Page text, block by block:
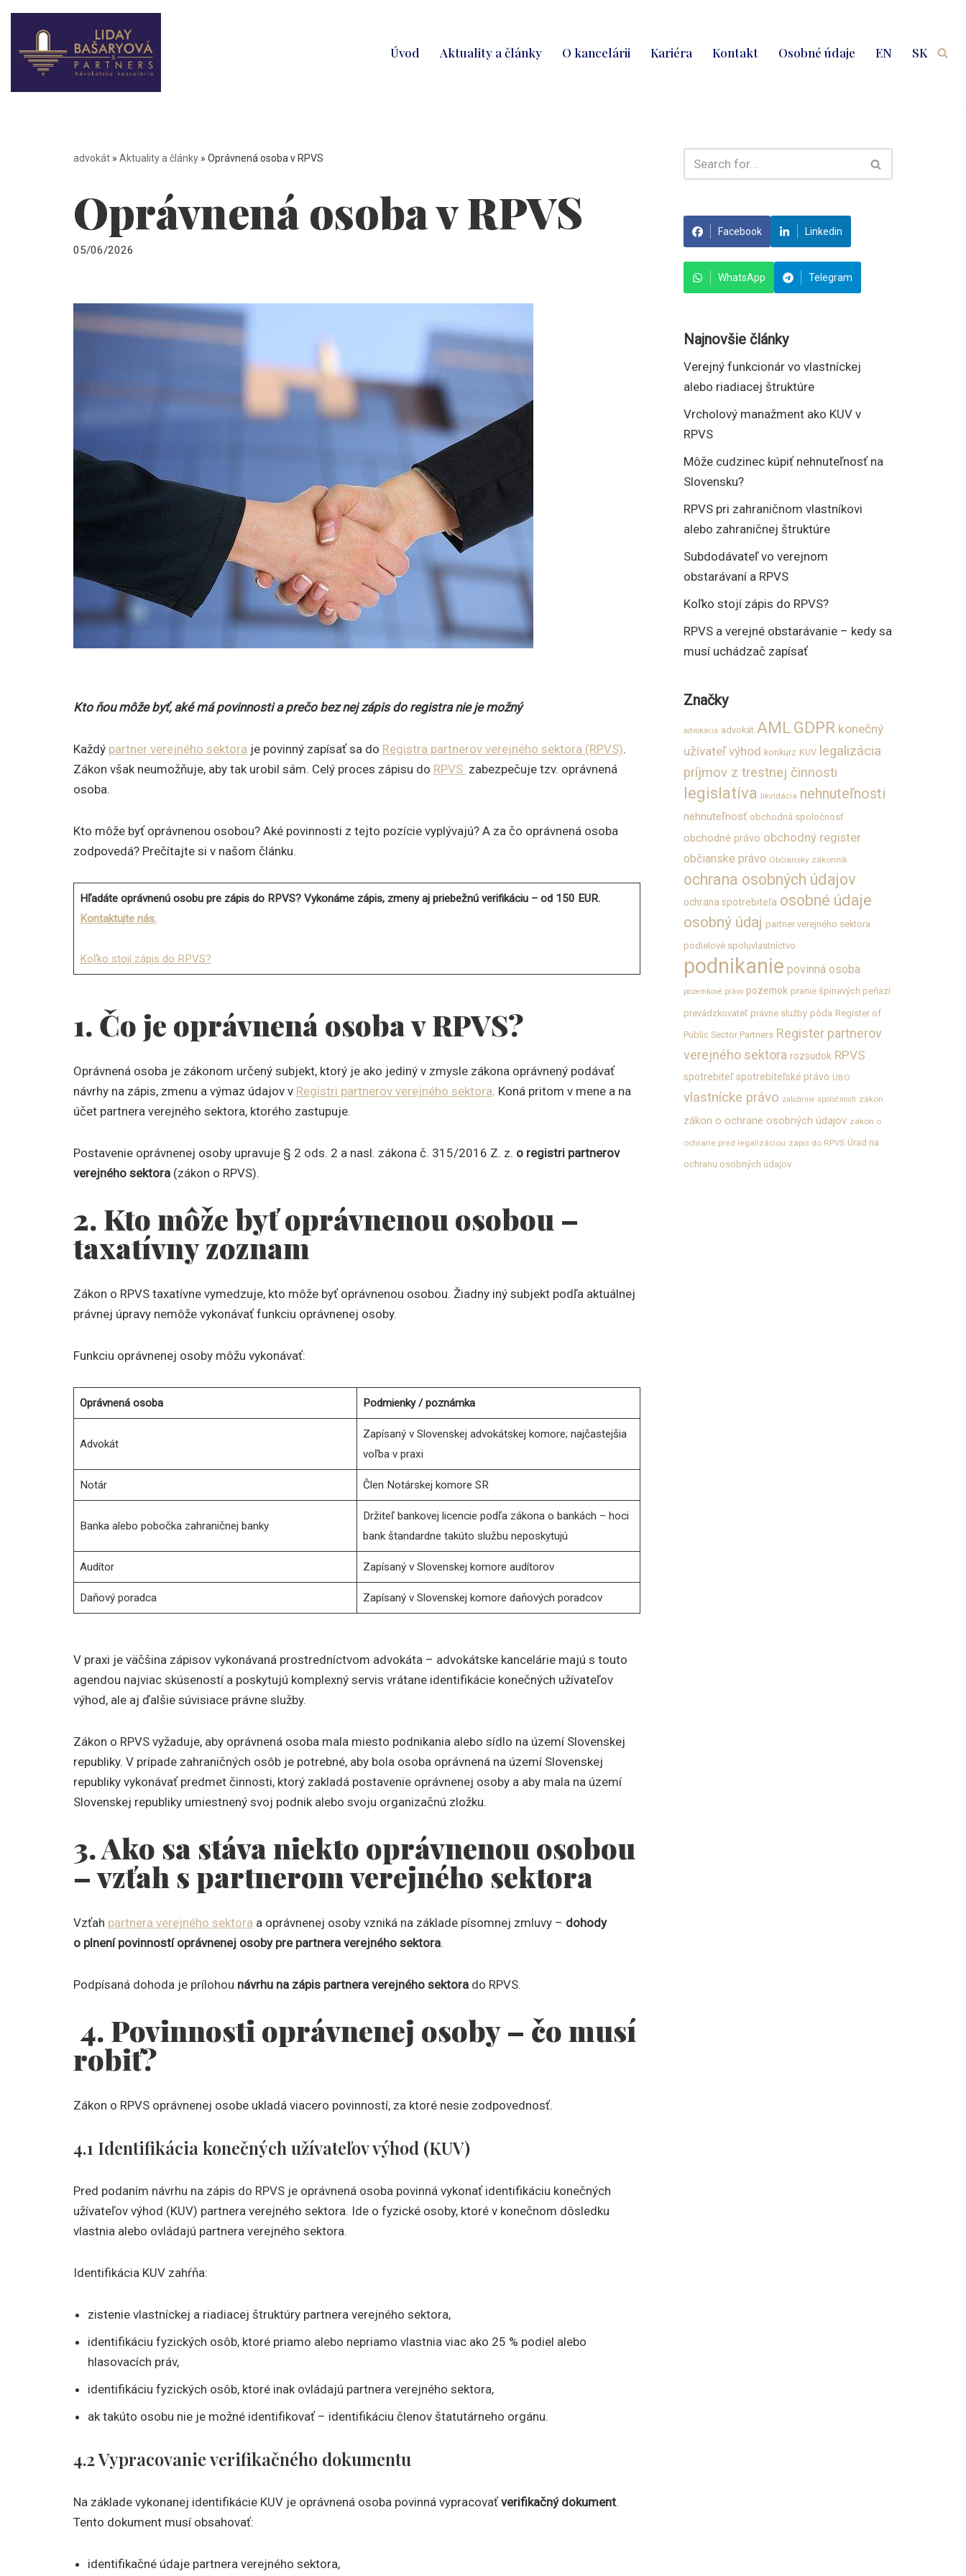
Preskočiť
Úvod Aktuality a články O kancelárii Kariéra Kontakt Osobné údaje EN SK
advokát » Aktuality a články » Oprávnená osoba v RPVS
Oprávnená osoba v RPVS
05/06/2026
Kto ňou môže byť, aké má povinnosti a prečo bez nej zápis do registra nie je možný
Každý partner verejného sektora je povinný zapísať sa do Registra partnerov verejného sektora (RPVS).
Zákon však neumožňuje, aby tak urobil sám. Celý proces zápisu do RPVS zabezpečuje tzv. oprávnená
osoba.
Kto môže byť oprávnenou osobou? Aké povinnosti z tejto pozície vyplývajú? A za čo oprávnená osoba
zodpovedá? Prečítajte si v našom článku.
Hľadáte oprávnenú osobu pre zápis do RPVS? Vykonáme zápis, zmeny aj priebežnú verifikáciu – od 150 EUR.
Kontaktujte nás.
Koľko stojí zápis do RPVS?
1. Čo je oprávnená osoba v RPVS?
Oprávnená osoba je zákonom určený subjekt, ktorý je ako jediný v zmysle zákona oprávnený podávať
návrhy na zápis, zmenu a výmaz údajov v Registri partnerov verejného sektora. Koná pritom v mene a na
účet partnera verejného sektora, ktorého zastupuje.
Postavenie oprávnenej osoby upravuje § 2 ods. 2 a nasl. zákona č. 315/2016 Z. z. o registri partnerov
verejného sektora (zákon o RPVS).
2. Kto môže byť oprávnenou osobou –
taxatívny zoznam
Zákon o RPVS taxatívne vymedzuje, kto môže byť oprávnenou osobou. Žiadny iný subjekt podľa aktuálnej
právnej úpravy nemôže vykonávať funkciu oprávnenej osoby.
Funkciu oprávnenej osoby môžu vykonávať:
Oprávnená osoba Podmienky / poznámka
Advokát
Zapísaný v Slovenskej advokátskej komore; najčastejšia
voľba v praxi
Notár Člen Notárskej komore SR
Banka alebo pobočka zahraničnej banky
Držiteľ bankovej licencie podľa zákona o bankách – hoci
bank štandardne takúto službu neposkytujú
Audítor Zapísaný v Slovenskej komore audítorov
Daňový poradca Zapísaný v Slovenskej komore daňových poradcov
V praxi je väčšina zápisov vykonávaná prostredníctvom advokáta – advokátske kancelárie majú s touto
agendou najviac skúseností a poskytujú komplexný servis vrátane identifikácie konečných užívateľov
výhod, ale aj ďalšie súvisiace právne služby.
Zákon o RPVS vyžaduje, aby oprávnená osoba mala miesto podnikania alebo sídlo na území Slovenskej
republiky. V prípade zahraničných osôb je potrebné, aby bola osoba oprávnená na území Slovenskej
republiky vykonávať predmet činnosti, ktorý zakladá postavenie oprávnenej osoby a aby mala na území
Slovenskej republiky umiestnený svoj podnik alebo svoju organizačnú zložku.
3. Ako sa stáva niekto oprávnenou osobou
– vzťah s partnerom verejného sektora
Vzťah partnera verejného sektora a oprávnenej osoby vzniká na základe písomnej zmluvy – dohody
o plnení povinností oprávnenej osoby pre partnera verejného sektora.
Podpísaná dohoda je prílohou návrhu na zápis partnera verejného sektora do RPVS.
4. Povinnosti oprávnenej osoby – čo musí
robiť?
Zákon o RPVS oprávnenej osobe ukladá viacero povinností, za ktoré nesie zodpovednosť.
4.1 Identifikácia konečných užívateľov výhod (KUV)
Pred podaním návrhu na zápis do RPVS je oprávnená osoba povinná vykonať identifikáciu konečných
užívateľov výhod (KUV) partnera verejného sektora. Ide o fyzické osoby, ktoré v konečnom dôsledku
vlastnia alebo ovládajú partnera verejného sektora.
Identifikácia KUV zahŕňa:
zistenie vlastníckej a riadiacej štruktúry partnera verejného sektora,
identifikáciu fyzických osôb, ktoré priamo alebo nepriamo vlastnia viac ako 25 % podiel alebo
hlasovacích práv,
identifikáciu fyzických osôb, ktoré inak ovládajú partnera verejného sektora,
ak takúto osobu nie je možné identifikovať – identifikáciu členov štatutárneho orgánu.
4.2 Vypracovanie verifikačného dokumentu
Na základe vykonanej identifikácie KUV je oprávnená osoba povinná vypracovaťverifikačný dokument.
Tento dokument musí obsahovať:
identifikačné údaje partnera verejného sektora,
Facebook Linkedin
WhatsApp Telegram
Najnovšie články
Verejný funkcionár vo vlastníckej
alebo riadiacej štruktúre
Vrcholový manažment ako KUV v
RPVS
Môže cudzinec kúpiť nehnuteľnosť na
Slovensku?
RPVS pri zahraničnom vlastníkovi
alebo zahraničnej štruktúre
Subdodávateľ vo verejnom
obstarávaní a RPVS
Koľko stojí zápis do RPVS?
RPVS a verejné obstarávanie – kedy sa
musí uchádzač zapísať
Značky
advokácia advokát AML GDPR konečný
užívateľ výhod konkurz KUV legalizácia
príjmov z trestnej činnosti
legislatíva likvidácia nehnuteľnosti
nehnuteľnosť obchodná spoločnosť
obchodné právo obchodný register
občianske právo Občiansky zákonník
ochrana osobných údajov
ochrana spotrebiteľa osobné údaje
osobný údaj partner verejného sektora
podielové spoluvlastníctvo
podnikanie povinná osoba
pozemkové právo pozemok pranie špinavých peňazí
prevádzkovateľ právne služby pôda Register of
Public Sector Partners Register partnerov
verejného sektora rozsudok RPVS
spotrebiteľ spotrebiteľské právo UBO
vlastnícke právo založenie spoločnosti zákon
zákon o ochrane osobných údajov zákon o
ochrane pred legalizáciou zápis do RPVS Úrad na
ochranu osobných údajov